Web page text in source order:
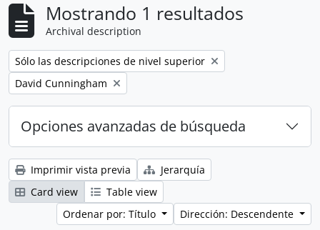
Mostrando 1 resultados
Archival description
Remove filter:
Sólo las descripciones de nivel superior
Remove filter:
David Cunningham
Opciones avanzadas de búsqueda
Imprimir vista previa
Jerarquía
Card view
Table view
Ordenar por: Título
Dirección: Descendente